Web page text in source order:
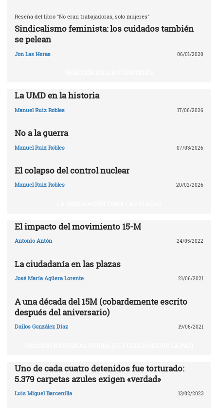
Reseña del libro "No eran trabajadoras, solo mujeres"
Sindicalismo feminista: los cuidados también
se pelean
Jon Las Heras 06/01/2020
La UMD en la historia
Manuel Ruiz Robles 17/06/2026
No a la guerra
Manuel Ruiz Robles 07/03/2026
El colapso del control nuclear
Manuel Ruiz Robles 20/02/2026
El impacto del movimiento 15-M
Antonio Antón 24/05/2022
La ciudadanía en las plazas
José María Agüera Lorente 21/06/2021
A una década del 15M (cobardemente escrito
después del aniversario)
Dailos González Díaz 19/06/2021
Uno de cada cuatro detenidos fue torturado:
5.379 carpetas azules exigen «verdad»
Luis Miguel Barcenilla 13/02/2023